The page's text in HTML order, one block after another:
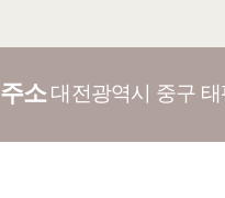
주소대전광역시 중구